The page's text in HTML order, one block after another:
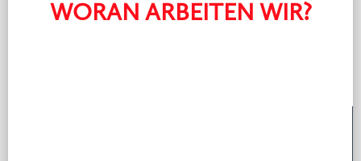
WORAN ARBEITEN WIR?